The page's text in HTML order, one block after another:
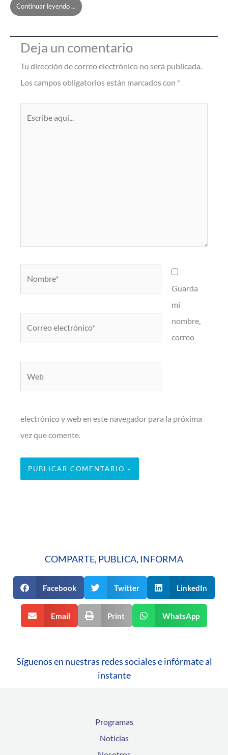
Continuar leyendo ...
Deja un comentario
Tu dirección de correo electrónico no será publicada.
Los campos obligatorios están marcados con *
Guarda
mi
nombre,
correo
electrónico y web en este navegador para la próxima
vez que comente.
COMPARTE, PUBLICA, INFORMA
Facebook Twitter LinkedIn
Email Print WhatsApp
Síguenos en nuestras redes sociales e infórmate al
instante
Programas
Noticias